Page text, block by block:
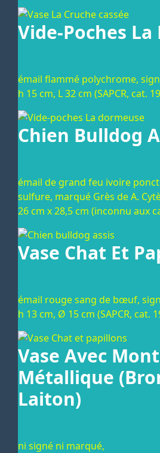
Vide-Poches
émail flammé polychrome,
h 15 cm, L 32 cm (SAPCR, cat.
Chien Bulldog
émail de grand feu ivoire
sulfure, marqué Grès de A.
26 cm x 28,5 cm (inconnu aux
Vase Chat Et
émail rouge sang de bœuf,
h 13 cm, Ø 15 cm (SAPCR, cat.
Vase Avec
Métallique
Laiton)
ni signé ni marqué,